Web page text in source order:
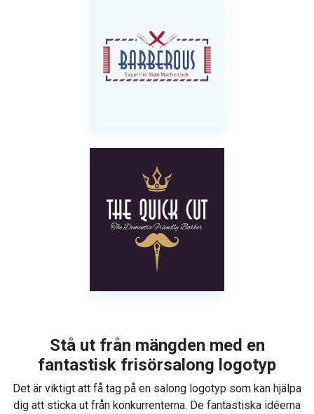
Stå ut från mängden med en
fantastisk frisörsalong logotyp
Det är viktigt att få tag på en salong logotyp som kan hjälpa
dig att sticka ut från konkurrenterna. De fantastiska idéerna